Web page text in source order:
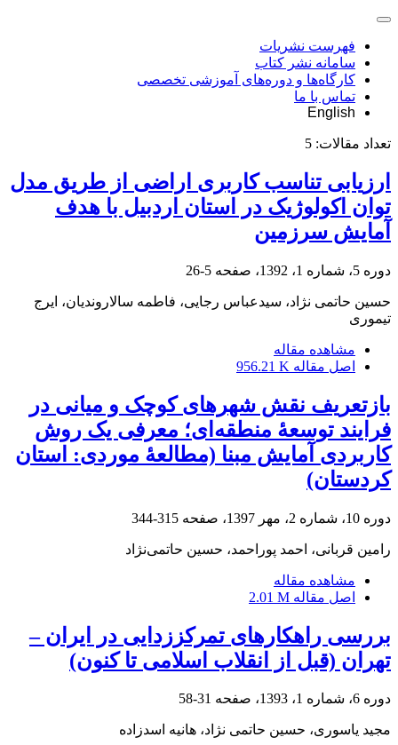
فهرست نشریات
سامانه نشر کتاب
کارگاه‌ها و دوره‌های آموزشی تخصصی
تماس با ما
English
تعداد مقالات: 5
ارزیابی تناسب کاربری اراضی از طریق مدل
توان اکولوژیک در استان اردبیل با هدف
آمایش سرزمین
دوره 5، شماره 1، 1392، صفحه 5-26
حسین حاتمی نژاد، سیدعباس رجایی، فاطمه سالاروندیان، ایرج
تیموری
مشاهده مقاله
اصل مقاله 956.21 K
بازتعریف نقش شهرهای کوچک و میانی در
فرایند توسعۀ منطقه‌ای؛ معرفی یک روش
کاربردی آمایش مبنا (مطالعۀ موردی: ‌استان
کردستان)
دوره 10، شماره 2، مهر 1397، صفحه 315-344
رامین قربانی، احمد پوراحمد، حسین حاتمی‌نژاد
مشاهده مقاله
اصل مقاله 2.01 M
بررسی راهکارهای تمرکززدایی در ایران –
تهران (قبل از انقلاب اسلامی تا کنون)
دوره 6، شماره 1، 1393، صفحه 31-58
مجید یاسوری، حسین حاتمی نژاد، هانیه اسدزاده